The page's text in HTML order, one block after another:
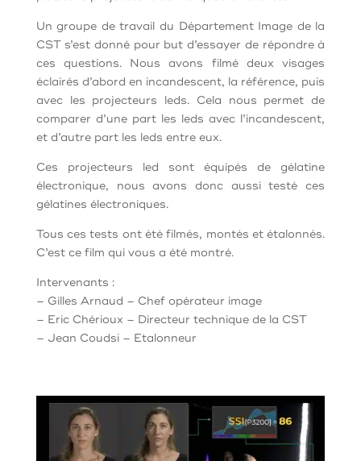
Un groupe de travail du Département Image de la
CST s’est donné pour but d’essayer de répondre à
ces questions. Nous avons filmé deux visages
éclairés d’abord en incandescent, la référence, puis
avec les projecteurs leds. Cela nous permet de
comparer d’une part les leds avec l’incandescent,
et d’autre part les leds entre eux.
Ces projecteurs led sont équipés de gélatine
électronique, nous avons donc aussi testé ces
gélatines électroniques.
Tous ces tests ont été filmés, montés et étalonnés.
C’est ce film qui vous a été montré.
Intervenants :
– Gilles Arnaud – Chef opérateur image
– Eric Chérioux – Directeur technique de la CST
– Jean Coudsi – Etalonneur